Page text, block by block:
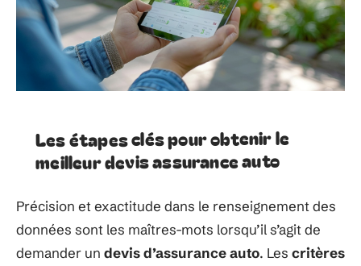
Les étapes clés pour obtenir le
meilleur devis assurance auto
Précision et exactitude dans le renseignement des
données sont les maîtres-mots lorsqu’il s’agit de
demander un devis d’assurance auto. Les critères